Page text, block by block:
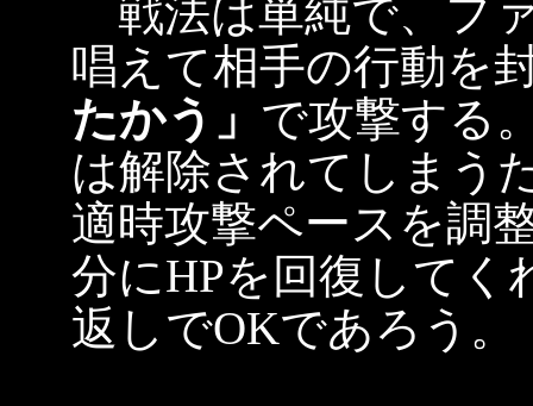
戦法は単純で、フ
唱えて相手の行動を
たかう」 で攻撃する
は解除されてしまう
適時攻撃ペースを調
分にHPを回復してく
返しでOKであろう。